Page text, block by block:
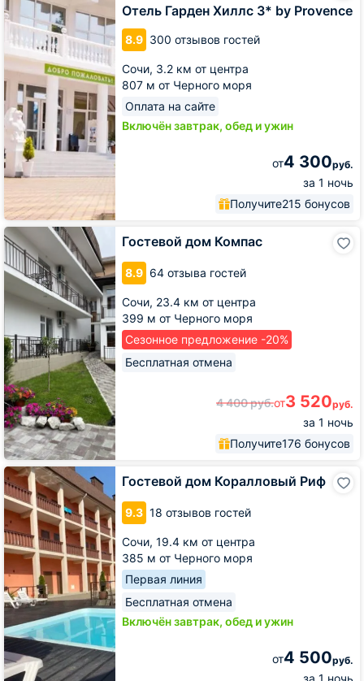
Отель Гарден Хиллс 3* by Provence
8.9 300 отзывов гостей
Сочи, 3.2 км от центра
807 м от Черного моря
Оплата на сайте
Включён завтрак, обед и ужин
от4 300руб.
за 1 ночь
Получите215 бонусов
Хиллс
3*
by
Provence
Гостевой дом Компас
8.9 64 отзыва гостей
Сочи, 23.4 км от центра
399 м от Черного моря
Сезонное предложение -20%
Бесплатная отмена
4 400руб.от3 520руб.
за 1 ночь
Получите176 бонусов
Гостевой
дом
Компас
Гостевой дом Коралловый Риф
9.3 18 отзывов гостей
Сочи, 19.4 км от центра
385 м от Черного моря
Первая линия
Бесплатная отмена
Включён завтрак, обед и ужин
от4 500руб.
за 1 ночь
Гостевой
дом
Коралловый
Риф